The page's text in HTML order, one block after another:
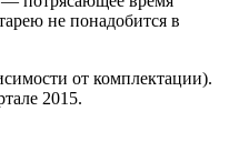
не понадобится в
от комплектации).
2015.